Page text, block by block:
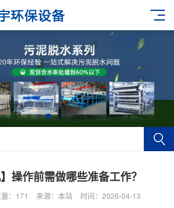
操作前需做哪些准备工作？
：171 来源：本站 时间：2026-04-13